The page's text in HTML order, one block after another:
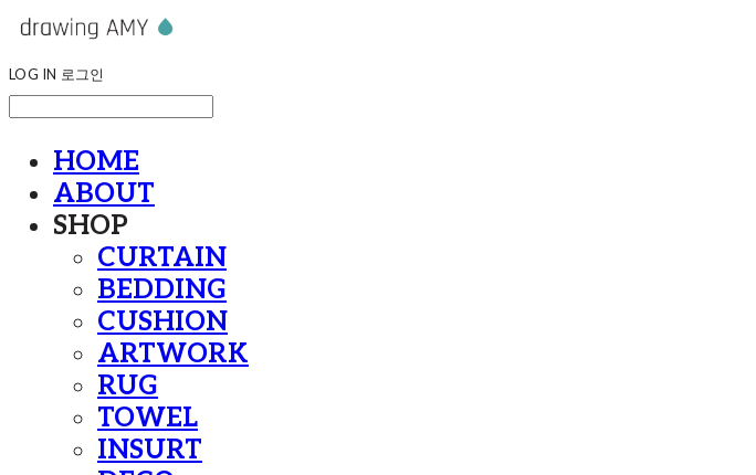
LOG IN 로그인
HOME
ABOUT
SHOP
CURTAIN
BEDDING
CUSHION
ARTWORK
RUG
TOWEL
INSURT